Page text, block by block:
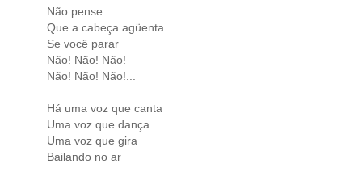
Não pense
Que a cabeça agüenta
Se você parar
Não! Não! Não!
Não! Não! Não!...
Há uma voz que canta
Uma voz que dança
Uma voz que gira
Bailando no ar